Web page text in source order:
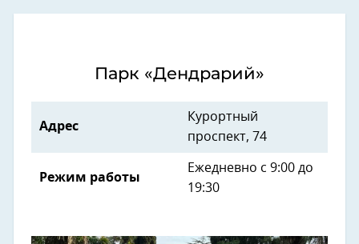
Парк «Дендрарий»
Адрес
Курортный
проспект, 74
Режим работы
Ежедневно с 9:00 до
19:30